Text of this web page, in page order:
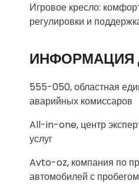
Игровое кресло:
регулировки и
ИНФОРМАЦИЯ
555-050, областная
аварийных комиссаров
All-in-one, центр
услуг
Avto-oz, компания по
автомобилей с пробегом